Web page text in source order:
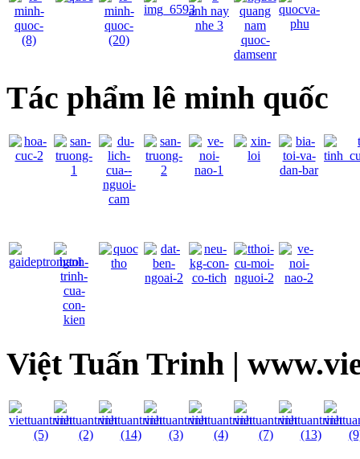
Tác phẩm lê minh quốc
Việt Tuấn Trinh |